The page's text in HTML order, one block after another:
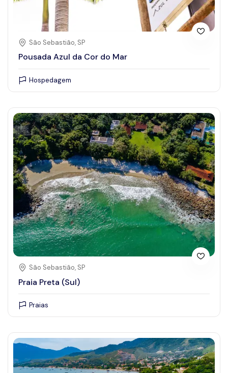
São Sebastião, SP
Pousada Azul da Cor do Mar
Hospedagem
São Sebastião, SP
Praia Preta (Sul)
Praias